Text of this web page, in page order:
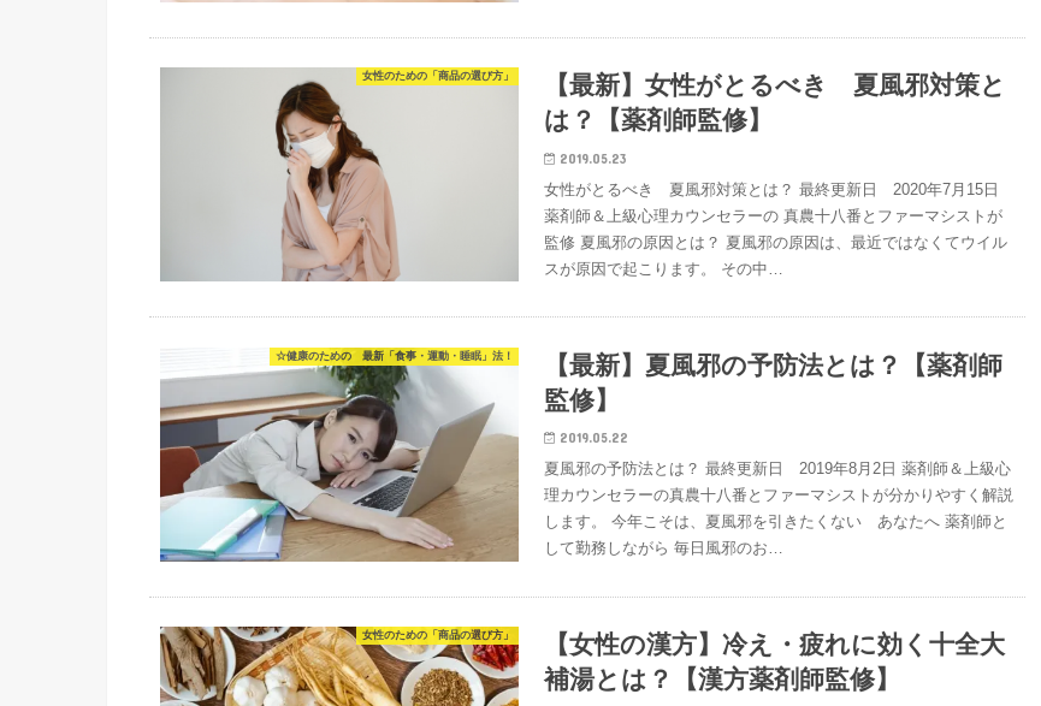
女性のための「商品の選び方」
【最新】女性がとるべき 夏風邪対策と
は？【薬剤師監修】
2019.05.23
女性がとるべき 夏風邪対策とは？ 最終更新日 2020年7月15日
薬剤師＆上級心理カウンセラーの 真農十八番とファーマシストが
監修 夏風邪の原因とは？ 夏風邪の原因は、最近ではなくてウイル
スが原因で起こります。 その中…
☆健康のための 最新「食事・運動・睡眠」法！
【最新】夏風邪の予防法とは？【薬剤師
監修】
2019.05.22
夏風邪の予防法とは？ 最終更新日 2019年8月2日 薬剤師＆上級心
理カウンセラーの真農十八番とファーマシストが分かりやすく解説
します。 今年こそは、夏風邪を引きたくない あなたへ 薬剤師と
して勤務しながら 毎日風邪のお…
女性のための「商品の選び方」
【女性の漢方】冷え・疲れに効く十全大
補湯とは？【漢方薬剤師監修】